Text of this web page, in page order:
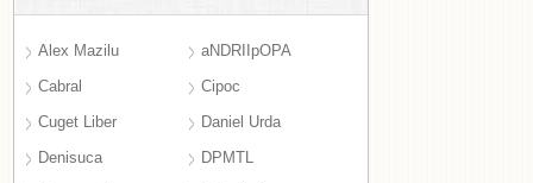
Alex Mazilu
aNDRIIpOPA
Cabral
Cipoc
Cuget Liber
Daniel Urda
Denisuca
DPMTL